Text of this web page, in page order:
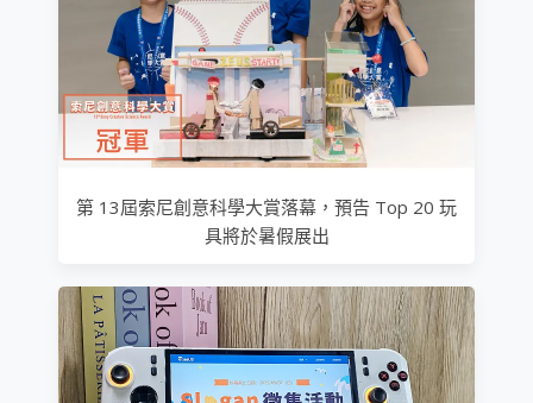
第 13屆索尼創意科學大賞落幕，預告 Top 20 玩
具將於暑假展出